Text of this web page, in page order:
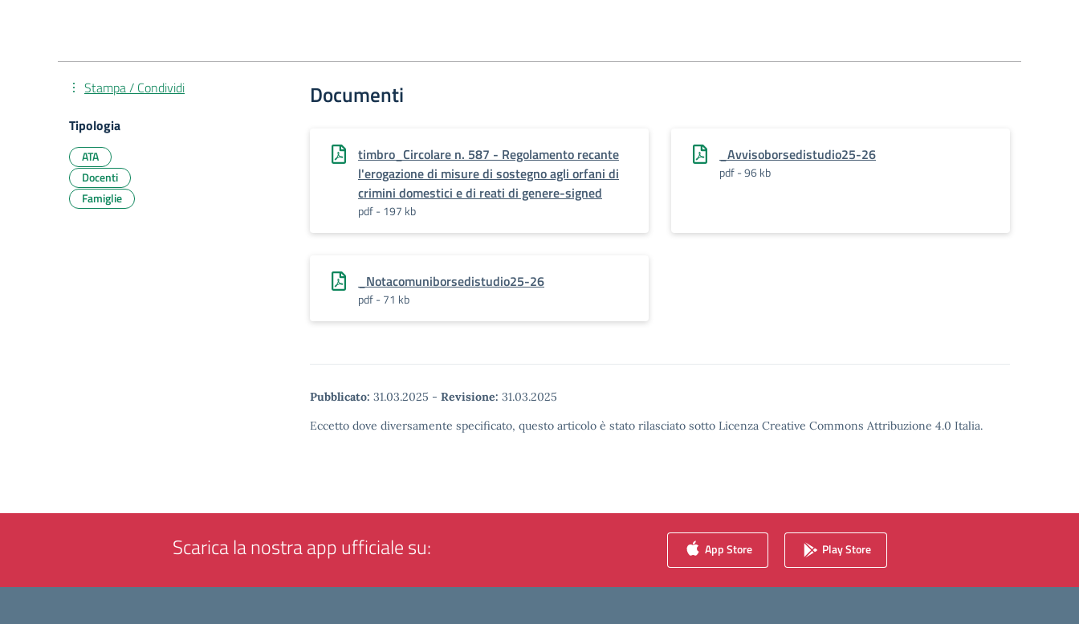
Documenti
timbro_Circolare n. 587 - Regolamento recante
l'erogazione di misure di sostegno agli orfani di
crimini domestici e di reati di genere-signed
pdf - 197 kb
_Avvisoborsedistudio25-26
pdf - 96 kb
_Notacomuniborsedistudio25-26
pdf - 71 kb
Pubblicato: 31.03.2025 - Revisione: 31.03.2025
Eccetto dove diversamente specificato, questo articolo è stato rilasciato sotto Licenza Creative Commons Attribuzione 4.0 Italia.
Stampa / Condividi
Tipologia
ATA
Docenti
Famiglie
Scarica la nostra app ufficiale su: App Store Play Store